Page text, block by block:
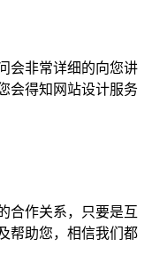
会非常详细的向您讲
会得知网站设计服务
合作关系，只要是互
帮助您，相信我们都